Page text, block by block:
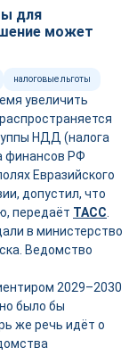
для
может
налоговые льготы
увеличить
НДД (налога
финансов РФ
Евразийского
допустил, что
передаёт ТАСС
в министерство
Ведомство
2029–2030
было бы
же речь идёт о